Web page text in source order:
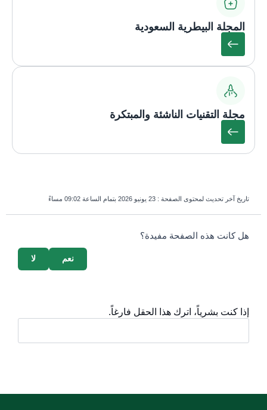
المجلة البيطرية السعودية
مجلة التقنيات الناشئة والمبتكرة
تاريخ آخر تحديث لمحتوى الصفحة : 23 يونيو 2026 بتمام الساعة 09:02 مساءً
survey_v2
هل كانت هذه الصفحة مفيدة؟
لا نعم
إذا كنت بشرياً، اترك هذا الحقل فارغاً.